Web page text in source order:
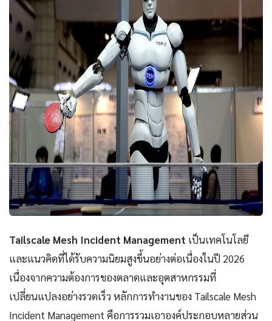
Tailscale Mesh Incident Management เป็นเทคโนโลยี
และแนวคิดที่ได้รับความนิยมสูงขึ้นอย่างต่อเนื่องในปี 2026
เนื่องจากความต้องการของตลาดและอุตสาหกรรมที่
เปลี่ยนแปลงอย่างรวดเร็ว หลักการทำงานของ Tailscale Mesh
Incident Management คือการรวมเอาองค์ประกอบหลายส่วน